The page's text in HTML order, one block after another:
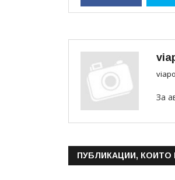
За
ПУБЛИКАЦИИ, КОИТО